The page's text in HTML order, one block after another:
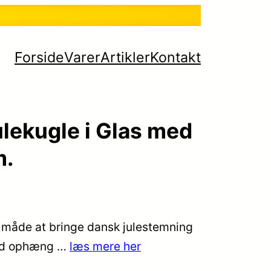
ForsideVarerArtiklerKontakt
i Glas med
at bringe dansk julestemning
ophæng … læs mere her